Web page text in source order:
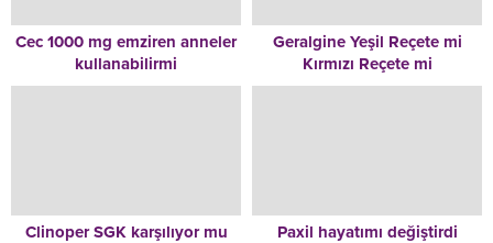
Cec 1000 mg emziren anneler
kullanabilirmi
Geralgine Yeşil Reçete mi
Kırmızı Reçete mi
Clinoper SGK karşılıyor mu Paxil hayatımı değiştirdi